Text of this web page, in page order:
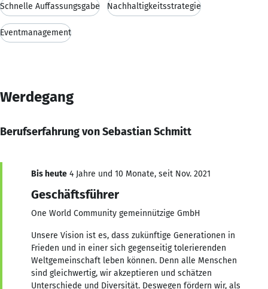
Schnelle Auffassungsgabe Nachhaltigkeitsstrategie
Eventmanagement
Werdegang
Berufserfahrung von Sebastian Schmitt
Bis heute 4 Jahre und 10 Monate, seit Nov. 2021
Geschäftsführer
One World Community gemeinnützige GmbH
Unsere Vision ist es, dass zukünftige Generationen in
Frieden und in einer sich gegenseitig tolerierenden
Weltgemeinschaft leben können. Denn alle Menschen
sind gleichwertig, wir akzeptieren und schätzen
Unterschiede und Diversität. Deswegen fördern wir, als